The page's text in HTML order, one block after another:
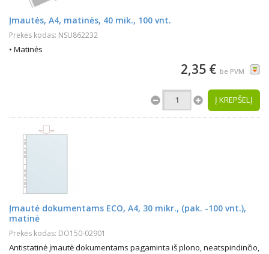
Įmautės, A4, matinės, 40 mik., 100 vnt.
Prekės kodas: NSU862232
• Matinės
2,35 € be PVM
Į KREPŠELĮ
Įmautė dokumentams ECO, A4, 30 mikr., (pak. -100 vnt.),
matinė
Prekės kodas: DO150-02901
Antistatinė įmautė dokumentams pagaminta iš plono, neatspindinčio,